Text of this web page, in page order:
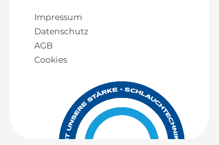
Impressum
Datenschutz
AGB
Cookies